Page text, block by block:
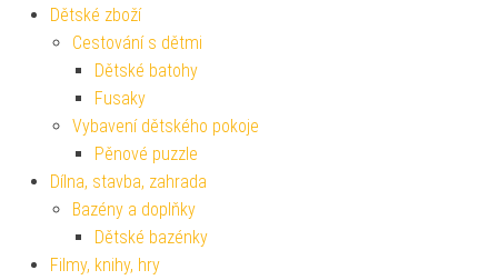
Dětské zboží
Cestování s dětmi
Dětské batohy
Fusaky
Vybavení dětského pokoje
Pěnové puzzle
Dílna, stavba, zahrada
Bazény a doplňky
Dětské bazénky
Filmy, knihy, hry